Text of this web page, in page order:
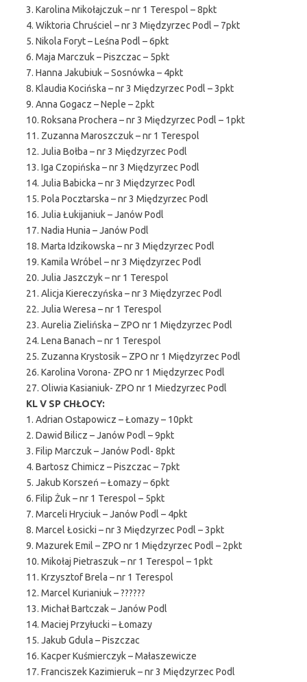
3. Karolina Mikołajczuk – nr 1 Terespol – 8pkt
4. Wiktoria Chruściel – nr 3 Międzyrzec Podl – 7pkt
5. Nikola Foryt – Leśna Podl – 6pkt
6. Maja Marczuk – Piszczac – 5pkt
7. Hanna Jakubiuk – Sosnówka – 4pkt
8. Klaudia Kocińska – nr 3 Międzyrzec Podl – 3pkt
9. Anna Gogacz – Neple – 2pkt
10. Roksana Prochera – nr 3 Międzyrzec Podl – 1pkt
11. Zuzanna Maroszczuk – nr 1 Terespol
12. Julia Bołba – nr 3 Międzyrzec Podl
13. Iga Czopińska – nr 3 Międzyrzec Podl
14. Julia Babicka – nr 3 Międzyrzec Podl
15. Pola Pocztarska – nr 3 Międzyrzec Podl
16. Julia Łukijaniuk – Janów Podl
17. Nadia Hunia – Janów Podl
18. Marta Idzikowska – nr 3 Międzyrzec Podl
19. Kamila Wróbel – nr 3 Międzyrzec Podl
20. Julia Jaszczyk – nr 1 Terespol
21. Alicja Kiereczyńska – nr 3 Międzyrzec Podl
22. Julia Weresa – nr 1 Terespol
23. Aurelia Zielińska – ZPO nr 1 Międzyrzec Podl
24. Lena Banach – nr 1 Terespol
25. Zuzanna Krystosik – ZPO nr 1 Międzyrzec Podl
26. Karolina Vorona- ZPO nr 1 Międzyrzec Podl
27. Oliwia Kasianiuk- ZPO nr 1 Miedzyrzec Podl
KL V SP CHŁOCY:
1. Adrian Ostapowicz – Łomazy – 10pkt
2. Dawid Bilicz – Janów Podl – 9pkt
3. Filip Marczuk – Janów Podl- 8pkt
4. Bartosz Chimicz – Piszczac – 7pkt
5. Jakub Korszeń – Łomazy – 6pkt
6. Filip Żuk – nr 1 Terespol – 5pkt
7. Marceli Hryciuk – Janów Podl – 4pkt
8. Marcel Łosicki – nr 3 Międzyrzec Podl – 3pkt
9. Mazurek Emil – ZPO nr 1 Międzyrzec Podl – 2pkt
10. Mikołaj Pietraszuk – nr 1 Terespol – 1pkt
11. Krzysztof Brela – nr 1 Terespol
12. Marcel Kurianiuk – ??????
13. Michał Bartczak – Janów Podl
14. Maciej Przyłucki – Łomazy
15. Jakub Gdula – Piszczac
16. Kacper Kuśmierczyk – Małaszewicze
17. Franciszek Kazimieruk – nr 3 Międzyrzec Podl